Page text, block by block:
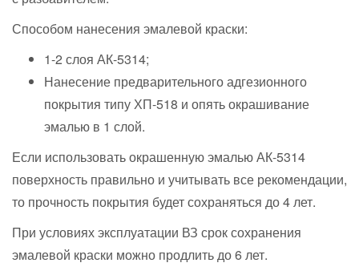
Способом нанесения эмалевой краски:
1-2 слоя АК-5314;
Нанесение предварительного адгезионного
покрытия типу ХП-518 и опять окрашивание
эмалью в 1 слой.
Если использовать окрашенную эмалью АК-5314
поверхность правильно и учитывать все рекомендации,
то прочность покрытия будет сохраняться до 4 лет.
При условиях эксплуатации ВЗ срок сохранения
эмалевой краски можно продлить до 6 лет.